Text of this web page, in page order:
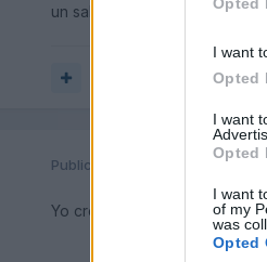
I want
Opted
I want
Opted
I want
of my
was
Opted
un saludo
Publicado 14 de Diciembre del
Yo creo que eso nos pasa a